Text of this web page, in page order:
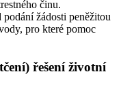
činu.
žádosti peněžitou
pro které pomoc
řešení životní